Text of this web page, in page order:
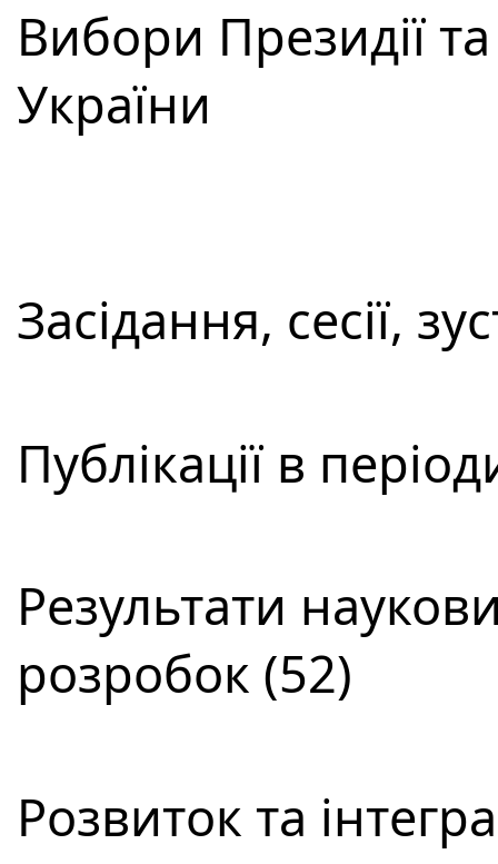
Вибори Президії
України
Засідання, сесії,
Публікації в
Результати
розробок (52)
Розвиток та